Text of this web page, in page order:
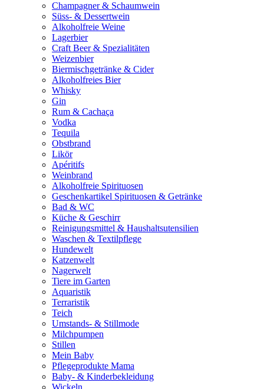
Champagner & Schaumwein
Süss- & Dessertwein
Alkoholfreie Weine
Lagerbier
Craft Beer & Spezialitäten
Weizenbier
Biermischgetränke & Cider
Alkoholfreies Bier
Whisky
Gin
Rum & Cachaça
Vodka
Tequila
Obstbrand
Likör
Apéritifs
Weinbrand
Alkoholfreie Spirituosen
Geschenkartikel Spirituosen & Getränke
Bad & WC
Küche & Geschirr
Reinigungsmittel & Haushaltsutensilien
Waschen & Textilpflege
Hundewelt
Katzenwelt
Nagerwelt
Tiere im Garten
Aquaristik
Terraristik
Teich
Umstands- & Stillmode
Milchpumpen
Stillen
Mein Baby
Pflegeprodukte Mama
Baby- & Kinderbekleidung
Wickeln